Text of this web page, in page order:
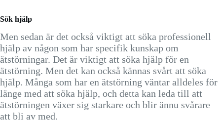
Sök hjälp
Men sedan är det också viktigt att söka professionell
hjälp av någon som har specifik kunskap om
ätstörningar. Det är viktigt att söka hjälp för en
ätstörning. Men det kan också kännas svårt att söka
hjälp. Många som har en ätstörning väntar alldeles för
länge med att söka hjälp, och detta kan leda till att
ätstörningen växer sig starkare och blir ännu svårare
att bli av med.